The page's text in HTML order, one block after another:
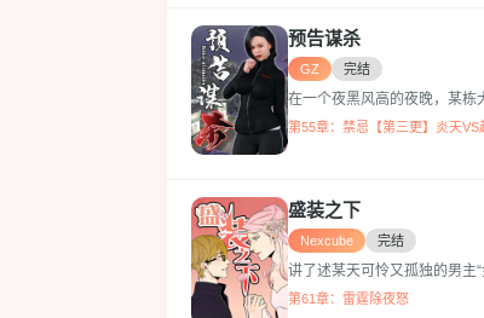
预告谋杀
GZ 完结
在一个夜黑风高的夜晚，某栋
第55章：禁忌【第三更】炎天VS
盛装之下
Nexcube 完结
讲了述某天可怜又孤独的男主
第61章：雷霆除夜怒